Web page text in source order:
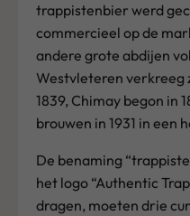
trappistenbier werd
commercieel op de
andere grote abdijen
Westvleteren verkreeg
1839, Chimay begon in
brouwen in 1931 in een
De benaming
het logo “Authentic
dragen, moeten drie